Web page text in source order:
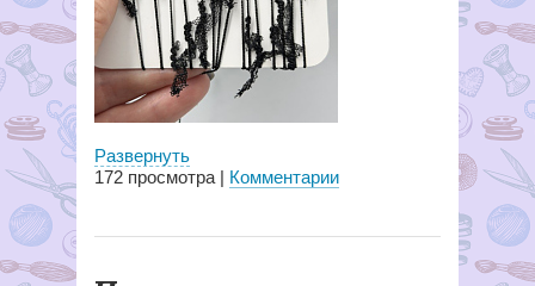
Развернуть
172 просмотра | Комментарии